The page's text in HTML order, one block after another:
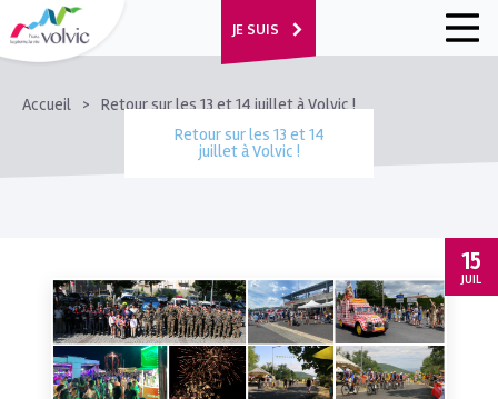
JE SUIS
FIL
D'ARIANE
Accueil
Retour sur les 13 et 14 juillet à Volvic !
Retour sur les 13 et 14
juillet à Volvic !
15
JUIL